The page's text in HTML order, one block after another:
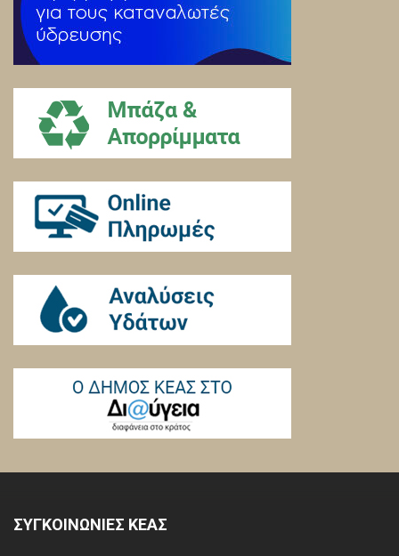
ΣΥΓΚΟΙΝΩΝΙΕΣ ΚΕΑΣ